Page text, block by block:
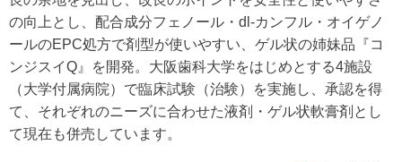
の向上とし、配合成分フェノール・dl-カンフル・オイゲノ
ールのEPC処方で剤型が使いやすい、ゲル状の姉妹品『コ
ンジスイQ』を開発。大阪歯科大学をはじめとする4施設
（大学付属病院）で臨床試験（治験）を実施し、承認を得
て、それぞれのニーズに合わせた液剤・ゲル状軟膏剤とし
て現在も併売しています。